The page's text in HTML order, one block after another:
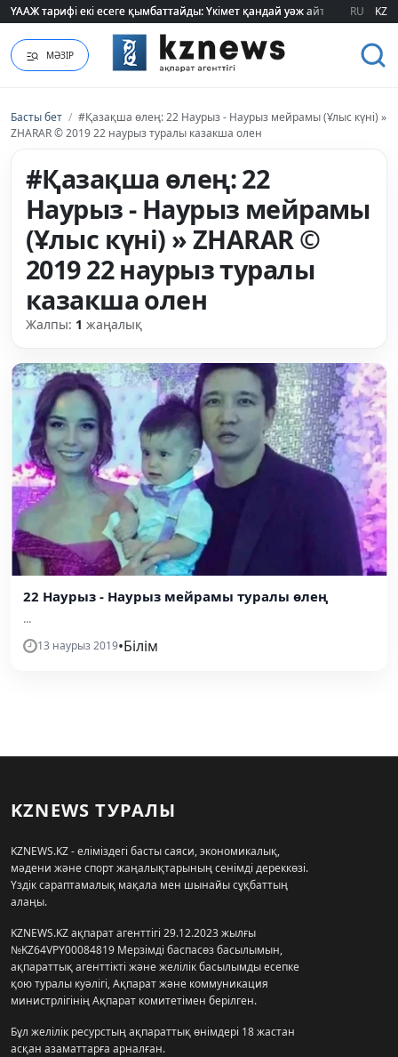
ҮААЖ тарифі екі есеге қымбаттайды: Үкімет қандай уәж айтады?
ҮААЖ тарифі екі есеге қымбаттайды: Үкімет қандай уәж айтады? RU KZ
МӘЗІР
Басты бет / #Қазақша өлең: 22 Наурыз - Наурыз мейрамы (Ұлыс күні) »
ZHARAR © 2019 22 наурыз туралы казакша олен
#Қазақша өлең: 22
Наурыз - Наурыз мейрамы
(Ұлыс күні) » ZHARAR ©
2019 22 наурыз туралы
казакша олен
Жалпы: 1 жаңалық
22 Наурыз - Наурыз мейрамы туралы өлең
...
13 наурыз 2019•Білім
KZNEWS ТУРАЛЫ
KZNEWS.KZ - еліміздегі басты саяси, экономикалық,
мәдени және спорт жаңалықтарының сенімді дереккөзі.
Үздік сараптамалық мақала мен шынайы сұқбаттың
алаңы.
KZNEWS.KZ ақпарат агенттігі 29.12.2023 жылғы
№KZ64VPY00084819 Мерзімді баспасөз басылымын,
ақпараттық агенттікті және желілік басылымды есепке
қою туралы куәлігі, Ақпарат және коммуникация
министрлігінің Ақпарат комитетімен берілген.
Бұл желілік ресурстың ақпараттық өнімдері 18 жастан
асқан азаматтарға арналған.